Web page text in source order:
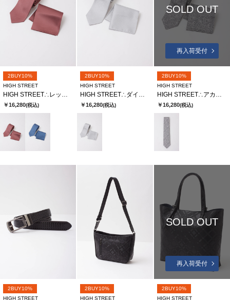
2BUY10%
HIGH STREET
HIGH STREET∴レップツイルタイ
￥16,280(税込)
2BUY10%
HIGH STREET
HIGH STREET∴ダイヤリーフジャカードタイ
￥16,280(税込)
SOLD OUT
再入荷受付
2BUY10%
HIGH STREET
HIGH STREET∴アカンサスジャカードタイ
￥16,280(税込)
2BUY10%
HIGH STREET
2BUY10%
HIGH STREET
SOLD OUT
再入荷受付
2BUY10%
HIGH STREET